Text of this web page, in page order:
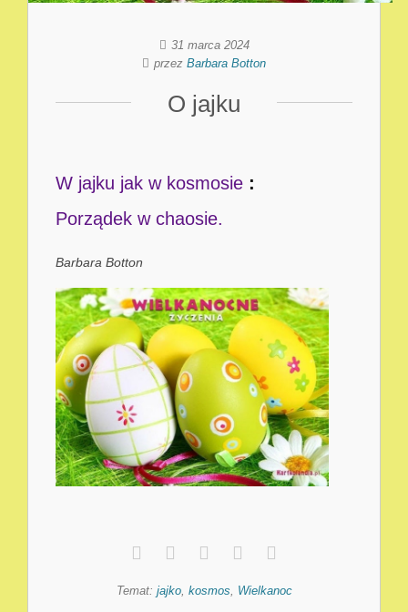
31 marca 2024
przez Barbara Botton
O jajku
W jajku jak w kosmosie :
Porządek w chaosie.
Barbara Botton
Temat: jajko, kosmos Wielkanoc